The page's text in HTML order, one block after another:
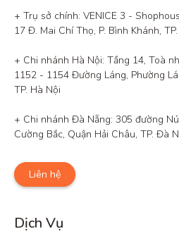
+ Trụ sở chính: VENICE 3 -
17 Đ. Mai Chí Thọ, P. Bình Khánh,
+ Chi nhánh Hà Nội: Tầng 14, Toà
1152 - 1154 Đường Láng, Phường
TP. Hà Nội
+ Chi nhánh Đà Nẵng: 305 đường
Cường Bắc, Quận Hải Châu, TP. Đà
Liên hệ
Dịch Vụ